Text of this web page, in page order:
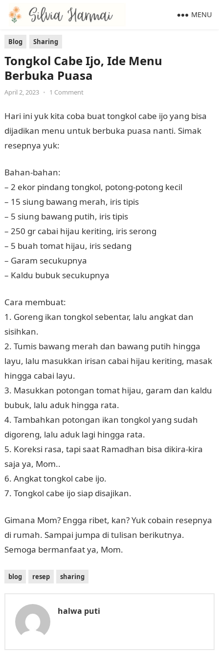
MENU
Blog Sharing
Tongkol Cabe Ijo, Ide Menu
Berbuka Puasa
April 2, 2023 • 1 Comment
Hari ini yuk kita coba buat tongkol cabe ijo yang bisa
dijadikan menu untuk berbuka puasa nanti. Simak
resepnya yuk:
Bahan-bahan:
– 2 ekor pindang tongkol, potong-potong kecil
– 15 siung bawang merah, iris tipis
– 5 siung bawang putih, iris tipis
– 250 gr cabai hijau keriting, iris serong
– 5 buah tomat hijau, iris sedang
– Garam secukupnya
– Kaldu bubuk secukupnya
Cara membuat:
1. Goreng ikan tongkol sebentar, lalu angkat dan
sisihkan.
2. Tumis bawang merah dan bawang putih hingga
layu, lalu masukkan irisan cabai hijau keriting, masak
hingga cabai layu.
3. Masukkan potongan tomat hijau, garam dan kaldu
bubuk, lalu aduk hingga rata.
4. Tambahkan potongan ikan tongkol yang sudah
digoreng, lalu aduk lagi hingga rata.
5. Koreksi rasa, tapi saat Ramadhan bisa dikira-kira
saja ya, Mom..
6. Angkat tongkol cabe ijo.
7. Tongkol cabe ijo siap disajikan.
Gimana Mom? Engga ribet, kan? Yuk cobain resepnya
di rumah. Sampai jumpa di tulisan berikutnya.
Semoga bermanfaat ya, Mom.
blog resep sharing
halwa puti